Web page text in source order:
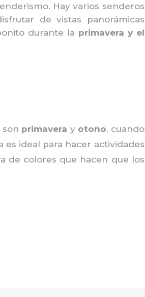
Hay varios senderos
de vistas panorámicas
durante la primavera y el
son primavera y otoño, cuando
es ideal para hacer actividades
de colores que hacen que los